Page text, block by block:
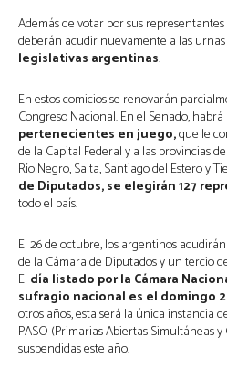
Además de votar por sus
deberán acudir nuevamente a las urnas
legislativas argentinas.
En estos comicios se renovarán
Congreso Nacional. En el Senado,
pertenecientes en juego,que le
de la Capital Federal y a las provincias
Río Negro, Salta, Santiago del Estero y
de Diputados, se elegirán 127
todo el país.
El 26 de octubre, los argentinos
de la Cámara de Diputados y un tercio
El día listado por la Cámara
sufragio nacional es el domingo
otros años, esta será la única instancia
PASO (Primarias Abiertas Simultáneas
suspendidas este año.